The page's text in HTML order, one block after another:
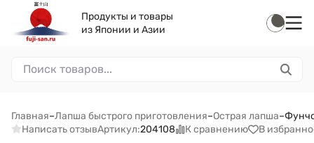
Продукты и товары
из Японии и Азии
Главная–Лапша быстрого приготовления–Острая лапша–
Написать отзывАртикул:204108 К сравнению В